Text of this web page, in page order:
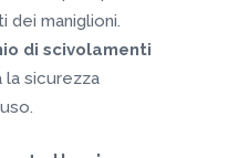
dei maniglioni.
di scivolamenti
la sicurezza